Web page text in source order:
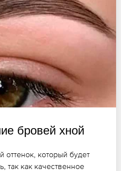
бровей хной
который будет
так как качественное